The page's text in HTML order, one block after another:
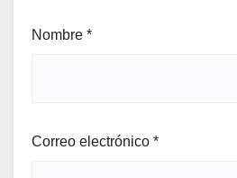
Nombre *
Correo electrónico *